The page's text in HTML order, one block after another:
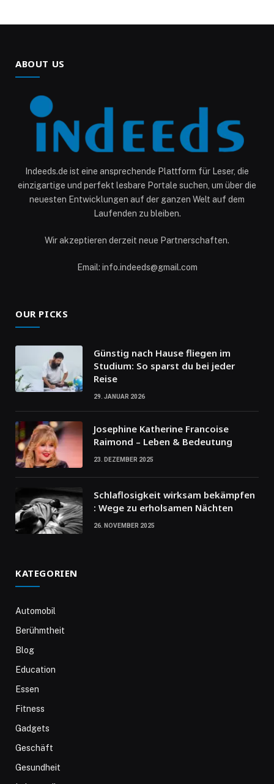
ABOUT US
Indeeds.de ist eine ansprechende Plattform für Leser, die
einzigartige und perfekt lesbare Portale suchen, um über die
neuesten Entwicklungen auf der ganzen Welt auf dem
Laufenden zu bleiben.
Wir akzeptieren derzeit neue Partnerschaften.
Email: info.indeeds@gmail.com
OUR PICKS
Günstig nach Hause fliegen im
Studium: So sparst du bei jeder
Reise
29. JANUAR 2026
Josephine Katherine Francoise
Raimond – Leben & Bedeutung
23. DEZEMBER 2025
Schlaflosigkeit wirksam bekämpfen
: Wege zu erholsamen Nächten
26. NOVEMBER 2025
KATEGORIEN
Automobil
Berühmtheit
Blog
Education
Essen
Fitness
Gadgets
Geschäft
Gesundheit